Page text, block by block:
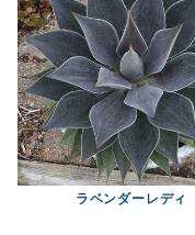
ラベンダーレディ